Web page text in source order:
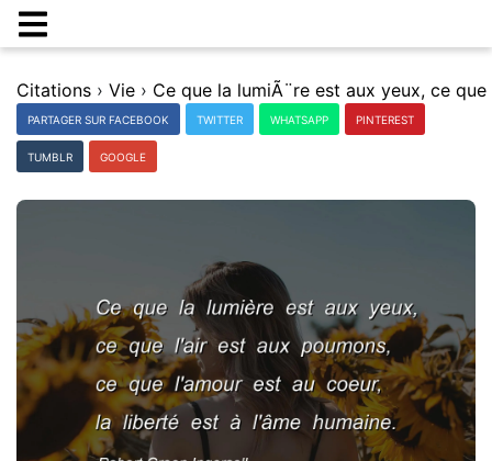
Citations › Vie ›
PARTAGER SUR FACEBOOK TWITTER WHATSAPP PINTEREST
TUMBLR GOOGLE